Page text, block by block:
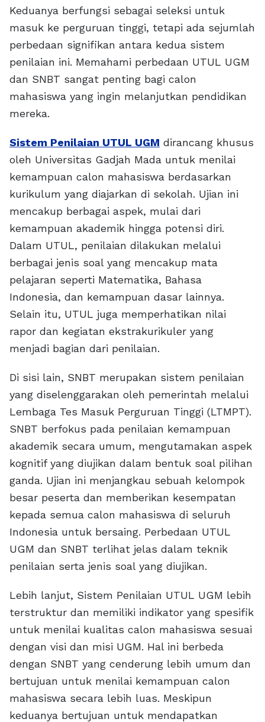
Keduanya berfungsi sebagai seleksi untuk
masuk ke perguruan tinggi, tetapi ada sejumlah
perbedaan signifikan antara kedua sistem
penilaian ini. Memahami perbedaan UTUL UGM
dan SNBT sangat penting bagi calon
mahasiswa yang ingin melanjutkan pendidikan
mereka.
Sistem Penilaian UTUL UGM dirancang khusus
oleh Universitas Gadjah Mada untuk menilai
kemampuan calon mahasiswa berdasarkan
kurikulum yang diajarkan di sekolah. Ujian ini
mencakup berbagai aspek, mulai dari
kemampuan akademik hingga potensi diri.
Dalam UTUL, penilaian dilakukan melalui
berbagai jenis soal yang mencakup mata
pelajaran seperti Matematika, Bahasa
Indonesia, dan kemampuan dasar lainnya.
Selain itu, UTUL juga memperhatikan nilai
rapor dan kegiatan ekstrakurikuler yang
menjadi bagian dari penilaian.
Di sisi lain, SNBT merupakan sistem penilaian
yang diselenggarakan oleh pemerintah melalui
Lembaga Tes Masuk Perguruan Tinggi (LTMPT).
SNBT berfokus pada penilaian kemampuan
akademik secara umum, mengutamakan aspek
kognitif yang diujikan dalam bentuk soal pilihan
ganda. Ujian ini menjangkau sebuah kelompok
besar peserta dan memberikan kesempatan
kepada semua calon mahasiswa di seluruh
Indonesia untuk bersaing. Perbedaan UTUL
UGM dan SNBT terlihat jelas dalam teknik
penilaian serta jenis soal yang diujikan.
Lebih lanjut, Sistem Penilaian UTUL UGM lebih
terstruktur dan memiliki indikator yang spesifik
untuk menilai kualitas calon mahasiswa sesuai
dengan visi dan misi UGM. Hal ini berbeda
dengan SNBT yang cenderung lebih umum dan
bertujuan untuk menilai kemampuan calon
mahasiswa secara lebih luas. Meskipun
keduanya bertujuan untuk mendapatkan